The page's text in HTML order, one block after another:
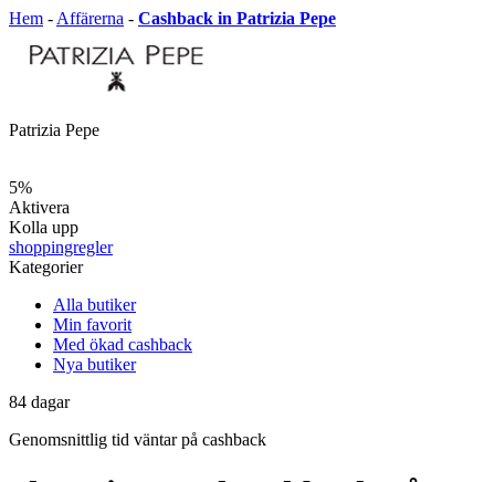
Hem - Affärerna - Cashback in Patrizia Pepe
Patrizia Pepe
5%
Aktivera
Kolla upp
shoppingregler
Kategorier
Alla butiker
Min favorit
Med ökad cashback
Nya butiker
84 dagar
Genomsnittlig tid väntar på cashback